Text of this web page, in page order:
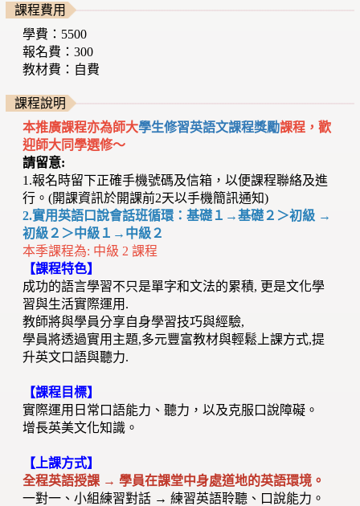
課程費用
學費：5500
報名費：300
教材費：自費
課程說明
本推廣課程亦為師大學生修習英語文課程獎勵課程，歡
迎師大同學選修～
請留意:
1.報名時留下正確手機號碼及信箱，以便課程聯絡及進
行。(開課資訊於開課前2天以手機簡訊通知)
2.實用英語口說會話班循環：基礎１→基礎２＞初級 →
初級２＞中級１→中級２
本季課程為: 中級 2 課程
【課程特色】
成功的語言學習不只是單字和文法的累積, 更是文化學
習與生活實際運用.
教師將與學員分享自身學習技巧與經驗,
學員將透過實用主題,多元豐富教材與輕鬆上課方式,提
升英文口語與聽力.
【課程目標】
實際運用日常口語能力、聽力，以及克服口說障礙。
增長英美文化知識。
【上課方式】
全程英語授課 → 學員在課堂中身處道地的英語環境。
一對一、小組練習對話 → 練習英語聆聽、口說能力。